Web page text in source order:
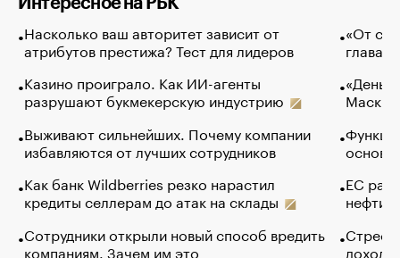
Интересное на РБК
Насколько ваш авторитет зависит от
атрибутов престижа? Тест для лидеров
Казино проиграло. Как ИИ-агенты
разрушают букмекерскую индустрию
Выживают сильнейших. Почему компании
избавляются от лучших сотрудников
Как банк Wildberries резко нарастил
кредиты селлерам до атак на склады
Сотрудники открыли новый способ вредить
компаниям. Зачем им это
«От
глава
Маск в
основ
ЕС
нефти